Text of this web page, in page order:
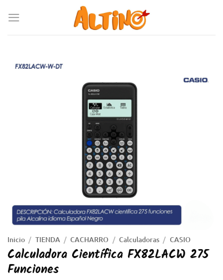
Inicio / TIENDA / CACHARRO / Calculadoras / CASIO
Calculadora Científica FX82LACW 275
Funciones